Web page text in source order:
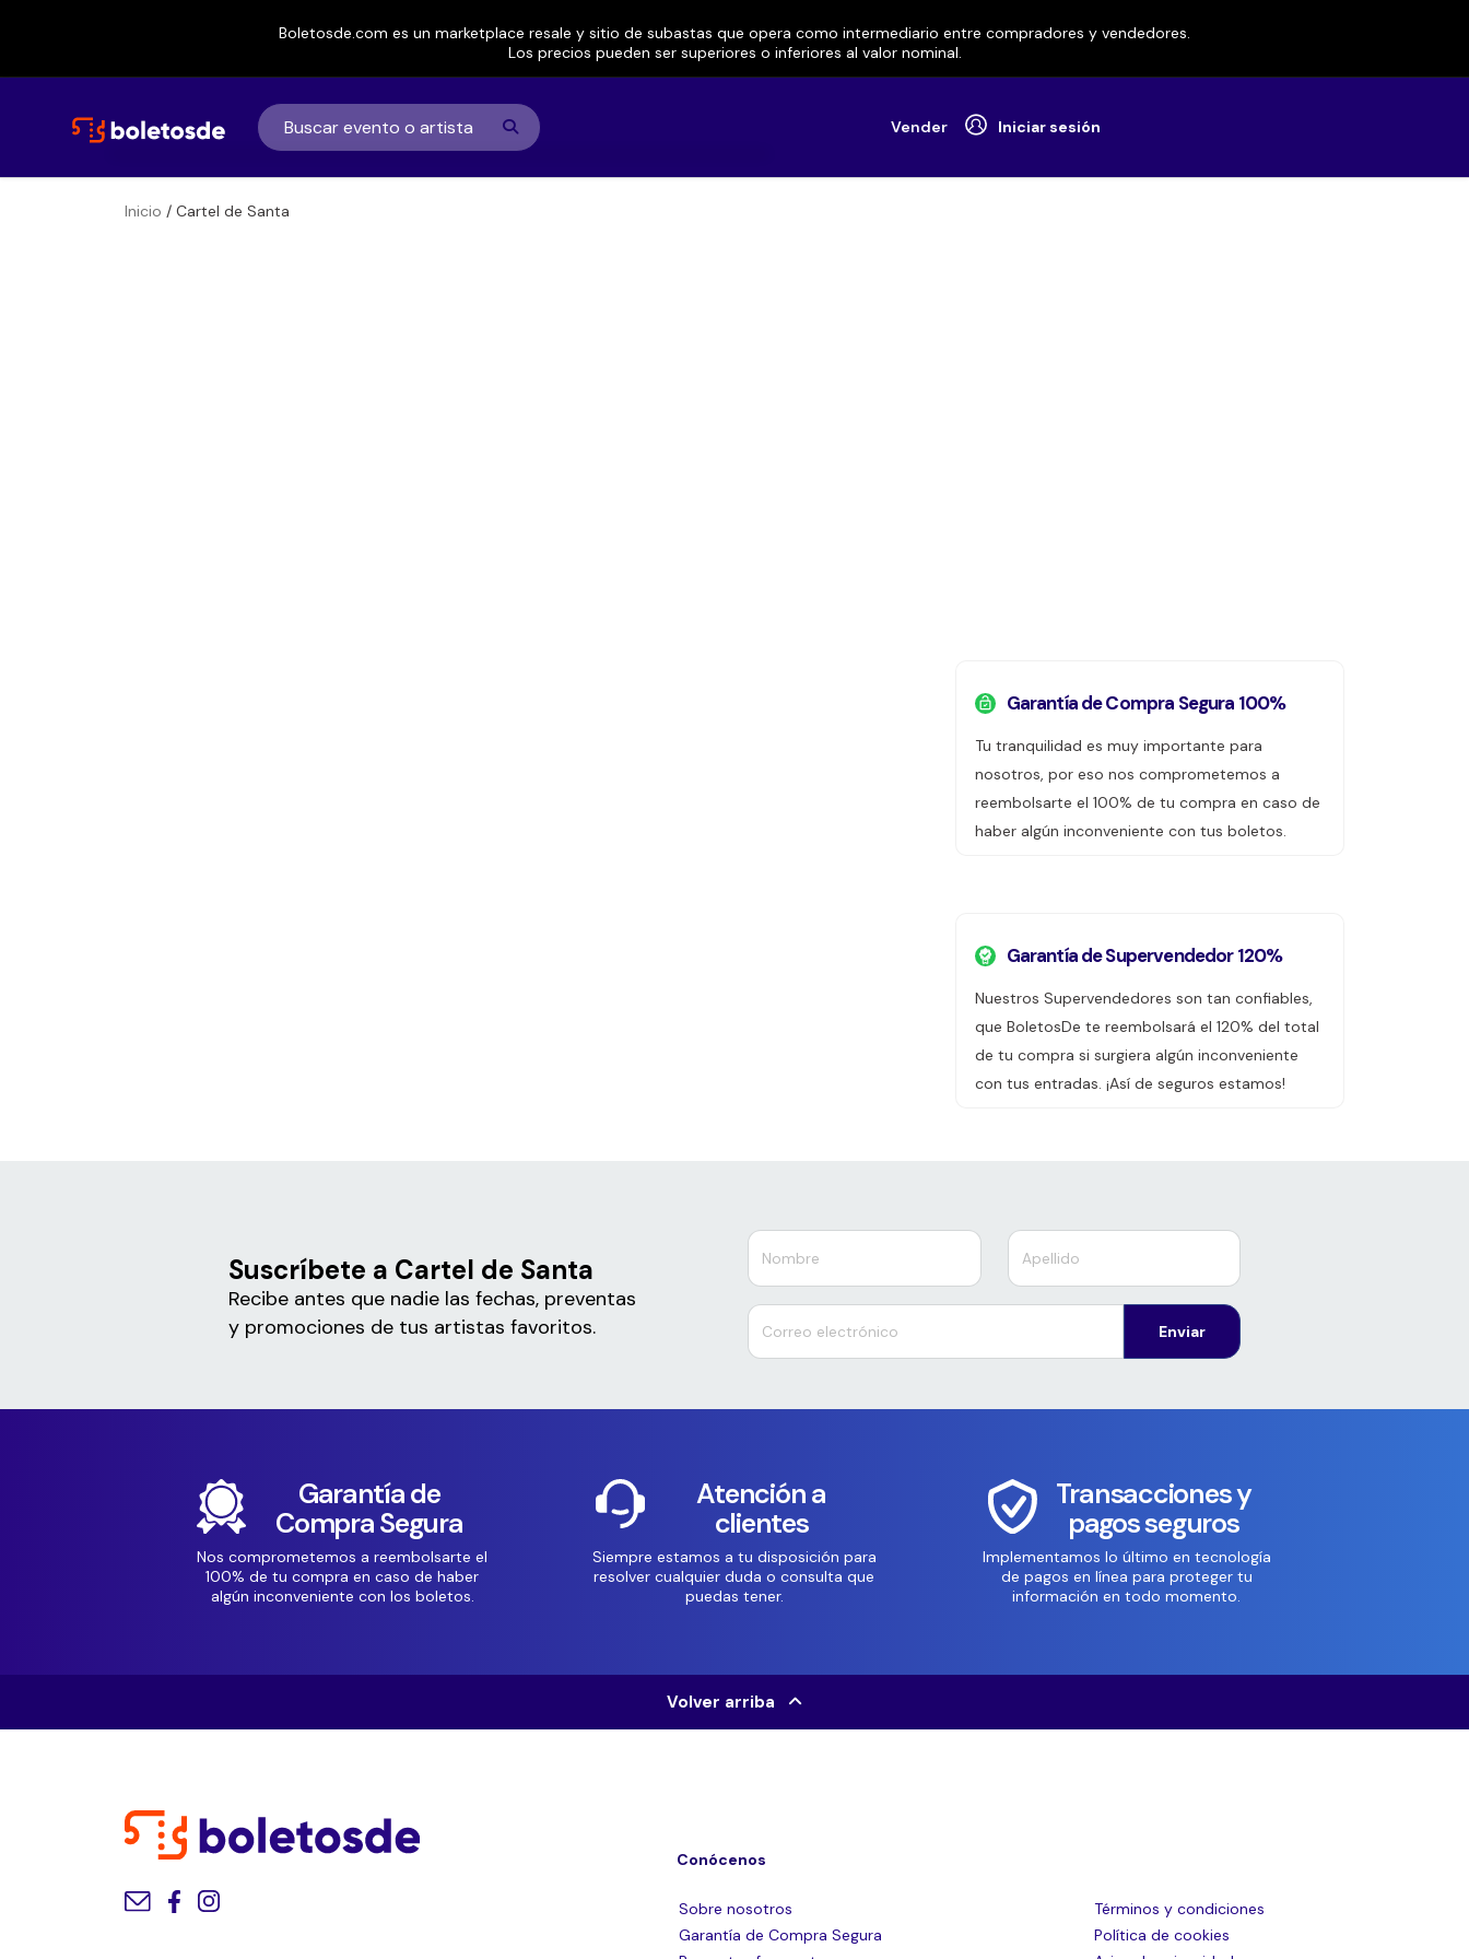
Boletosde.com es un marketplace resale y sitio de subastas que opera como intermediario entre compradores y vendedores.
Los precios pueden ser superiores o inferiores al valor nominal.
Vender Iniciar sesión
Inicio / Cartel de Santa
Garantía de Compra Segura 100%
Tu tranquilidad es muy importante para
nosotros, por eso nos comprometemos a
reembolsarte el 100% de tu compra en caso de
haber algún inconveniente con tus boletos.
Garantía de Supervendedor 120%
Nuestros Supervendedores son tan confiables,
que BoletosDe te reembolsará el 120% del total
de tu compra si surgiera algún inconveniente
con tus entradas. ¡Así de seguros estamos!
Suscríbete a Cartel de Santa
Recibe antes que nadie las fechas, preventas
y promociones de tus artistas favoritos.
Enviar
Garantía de
Compra Segura
Nos comprometemos a reembolsarte el
100% de tu compra en caso de haber
algún inconveniente con los boletos.
Atención a
clientes
Siempre estamos a tu disposición para
resolver cualquier duda o consulta que
puedas tener.
Transacciones y
pagos seguros
Implementamos lo último en tecnología
de pagos en línea para proteger tu
información en todo momento.
Volver arriba
Conócenos
Sobre nosotros
Garantía de Compra Segura
Términos y condiciones
Política de cookies